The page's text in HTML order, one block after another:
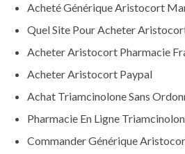
Acheté Générique Aristocort
Quel Site Pour Acheter
Acheter Aristocort Pharmacie
Acheter Aristocort Paypal
Achat Triamcinolone Sans
Pharmacie En Ligne
Commander Générique